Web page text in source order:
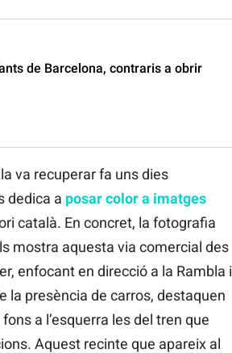
de Barcelona, contraris a obrir
va recuperar fa uns dies
dedica a posar color a imatges
català. En concret, la fotografia
mostra aquesta via comercial des
enfocant en direcció a la Rambla i
la presència de carros, destaquen
a l’esquerra les del tren que
Aquest recinte que apareix al